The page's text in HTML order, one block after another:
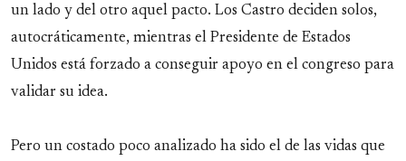
un lado y del otro aquel pacto. Los Castro deciden solos,
autocráticamente, mientras el Presidente de Estados
Unidos está forzado a conseguir apoyo en el congreso para
validar su idea.
Pero un costado poco analizado ha sido el de las vidas que